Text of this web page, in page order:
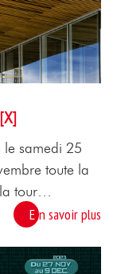
le samedi 25
toute la
la tour…
En savoir plus